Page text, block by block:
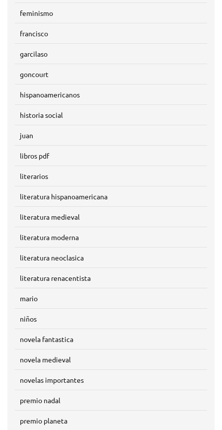
feminismo
francisco
garcilaso
goncourt
hispanoamericanos
historia social
juan
libros pdf
literarios
literatura hispanoamericana
literatura medieval
literatura moderna
literatura neoclasica
literatura renacentista
mario
niños
novela fantastica
novela medieval
novelas importantes
premio nadal
premio planeta